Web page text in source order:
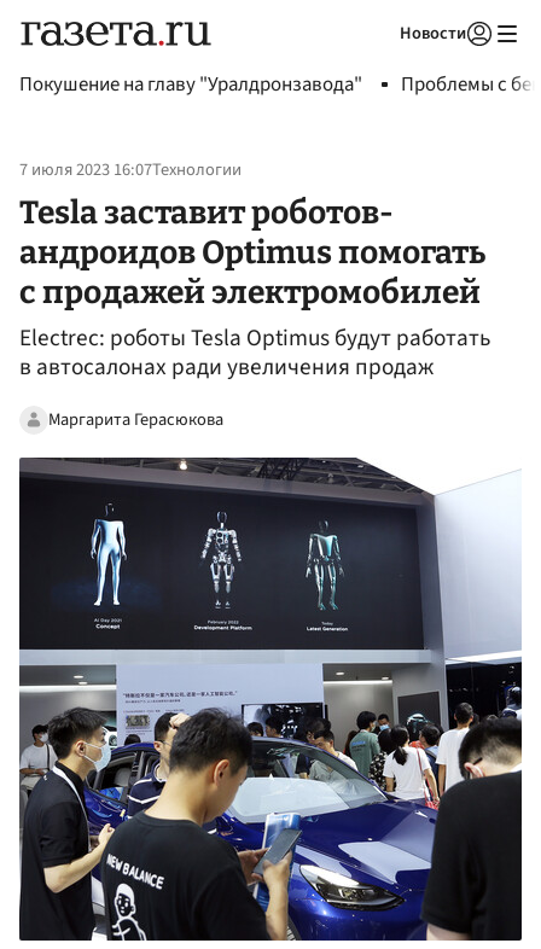
Новости
Покушение на главу "Уралдронзавода" Проблемы с
7 июля 2023 16:07Технологии
Tesla заставит роботов-
андроидов Optimus помогать
с продажей электромобилей
Electrec: роботы Tesla Optimus будут работать
в автосалонах ради увеличения продаж
Маргарита Герасюкова